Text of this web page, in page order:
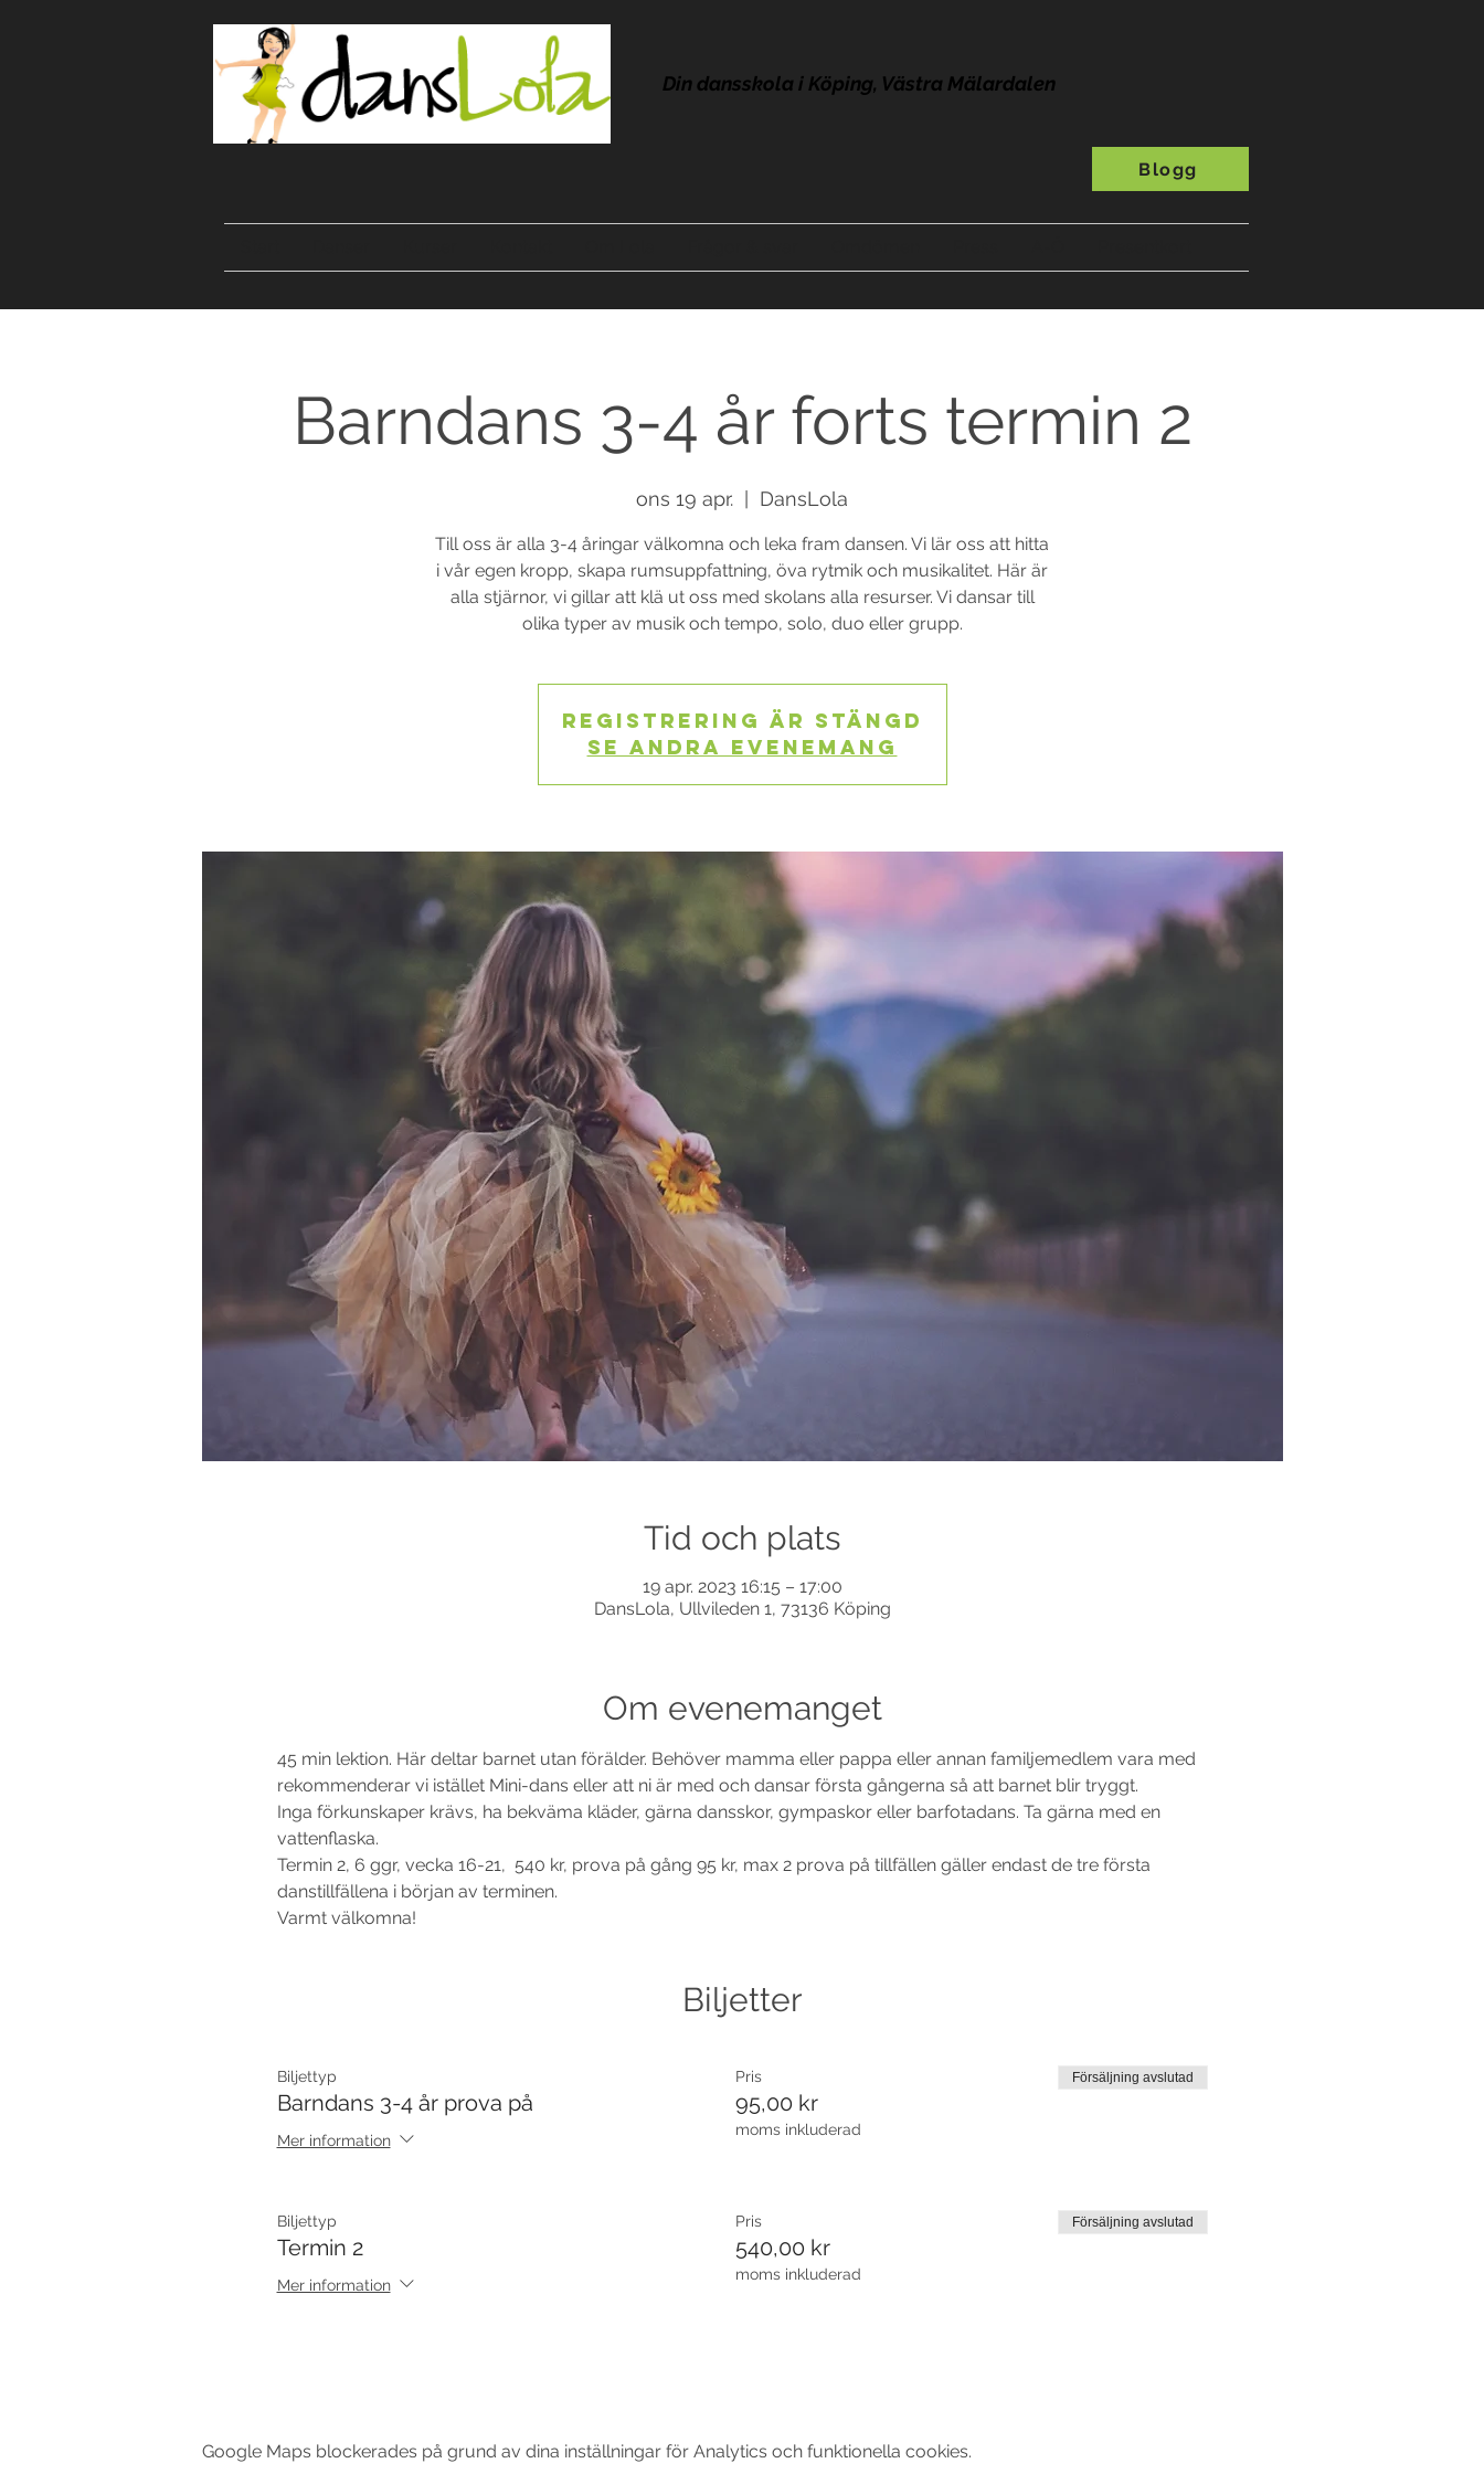
Din dansskola i Köping, Västra Mälardalen
Blogg
Barndans 3-4 år forts termin 2
ons 19 apr. DansLola
Till oss är alla 3-4 åringar välkomna och leka fram dansen. Vi lär oss att hitta
i vår egen kropp, skapa rumsuppfattning, öva rytmik och musikalitet. Här är
alla stjärnor, vi gillar att klä ut oss med skolans alla resurser. Vi dansar till
olika typer av musik och tempo, solo, duo eller grupp.
Registrering är stängd
Se andra evenemang
Tid och plats
19 apr. 2023 16:15 – 17:00
DansLola, Ullvileden 1, 73136 Köping
Om evenemanget
45 min lektion. Här deltar barnet utan förälder. Behöver mamma eller pappa eller annan familjemedlem vara med
rekommenderar vi istället Mini-dans eller att ni är med och dansar första gångerna så att barnet blir tryggt.
Inga förkunskaper krävs, ha bekväma kläder, gärna dansskor, gympaskor eller barfotadans. Ta gärna med en
vattenflaska.
Termin 2, 6 ggr, vecka 16-21,  540 kr, prova på gång 95 kr, max 2 prova på tillfällen gäller endast de tre första
danstillfällena i början av terminen.
Varmt välkomna!
Biljetter
Biljettyp
Barndans 3-4 år prova på
Mer information
Pris
95,00 kr
moms inkluderad
Försäljning avslutad
Biljettyp
Termin 2
Mer information
Pris
540,00 kr
moms inkluderad
Försäljning avslutad
Google Maps blockerades på grund av dina inställningar för Analytics och funktionella cookies.